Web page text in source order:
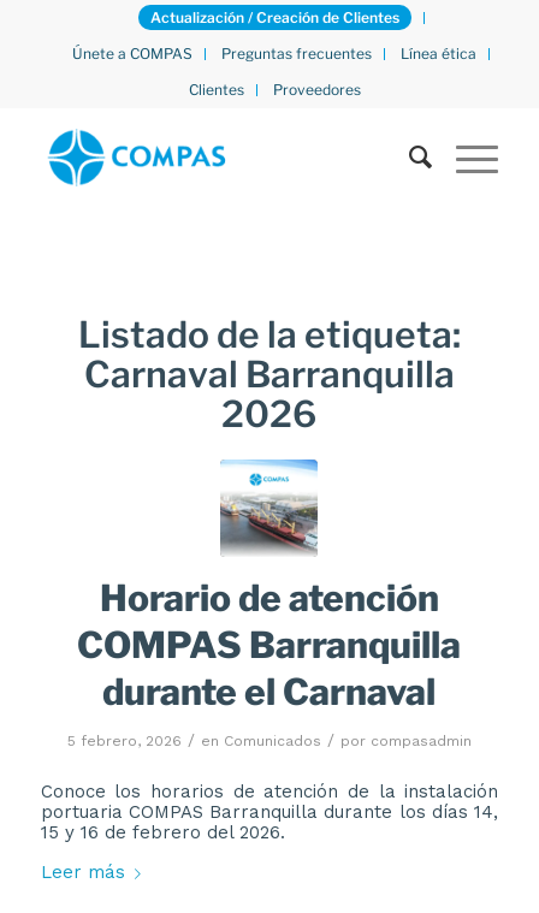
Actualización / Creación de Clientes
Únete a COMPAS
Preguntas frecuentes
Línea ética
Clientes
Proveedores
Listado de la etiqueta:
Carnaval Barranquilla
2026
Horario de atención
COMPAS Barranquilla
durante el Carnaval
5 febrero, 2026 / en Comunicados / por compasadmin
Conoce los horarios de atención de la instalación
portuaria COMPAS Barranquilla durante los días 14,
15 y 16 de febrero del 2026.
Leer más